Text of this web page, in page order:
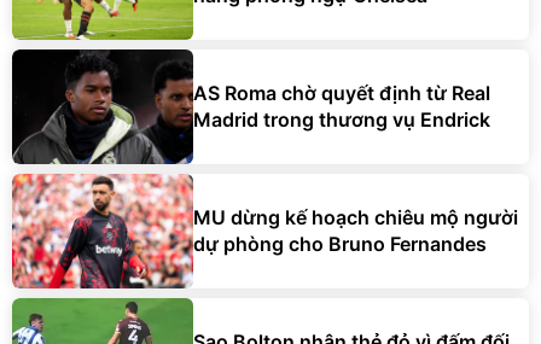
AS Roma chờ quyết định từ Real
Madrid trong thương vụ Endrick
MU dừng kế hoạch chiêu mộ người
dự phòng cho Bruno Fernandes